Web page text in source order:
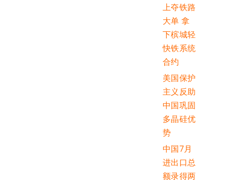
上夺铁路
大单 拿
下槟城轻
快铁系统
合约
美国保护
主义反助
中国巩固
多晶硅优
势
中国7月
进出口总
额录得两